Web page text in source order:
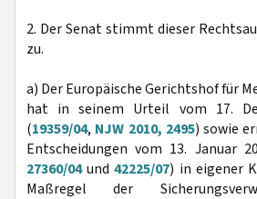
2. Der Senat stimmt dieser
zu.
a) Der Europäische Gerichtshof für
hat in seinem Urteil vom 17.
(19359/04, NJW 2010, 2495) sowie
Entscheidungen vom 13. Januar
27360/04und42225/07) in eigener
Maßregel der